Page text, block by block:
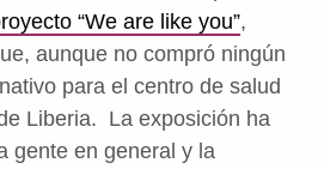
“We are like you”,
aunque no compró ningún
para el centro de salud
Liberia. La exposición ha
gente en general y la